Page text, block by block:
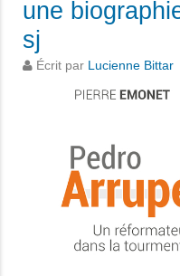
une
sj
Écrit par Lucienne Bittar